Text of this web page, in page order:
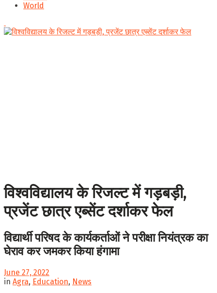
World
विश्वविद्यालय के रिजल्ट में गड़बड़ी,
प्रजेंट छात्र एब्सेंट दर्शाकर फेल
विद्यार्थी परिषद के कार्यकर्ताओं ने परीक्षा नियंत्रक का
घेराव कर जमकर किया हंगामा
June 27, 2022
in Agra, Education, News